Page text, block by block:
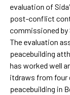
evaluation of
post-conflict
commissioned by
The evaluation
peacebuilding
has worked well
itdraws from four
peacebuilding in